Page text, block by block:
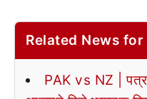
Related News for
PAK vs NZ |